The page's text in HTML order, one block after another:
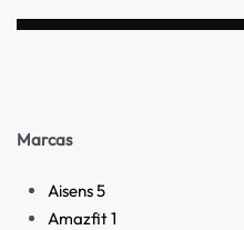
Marcas
Aisens5
Amazfit1